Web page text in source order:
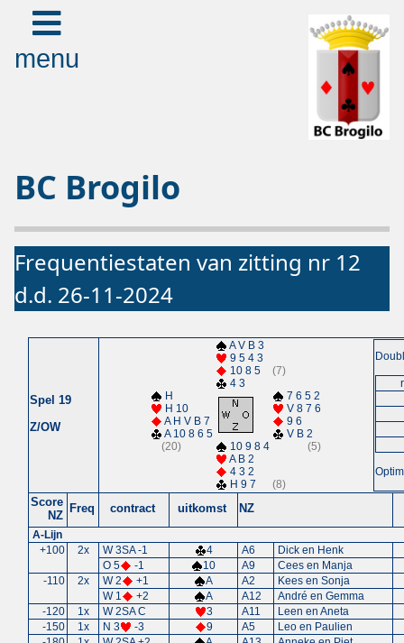
menu
BC Brogilo
Frequentiestaten van zitting nr 12
d.d. 26-11-2024
Spel 19
Z/OW
A V B 3
9 5 4 3
10 8 5
4 3
(7)
H
H 10
A H V B 7
A 10 8 6 5
7 6 5 2
V 8 7 6
9 6
V B 2
(20)
10 9 8 4
A B 2
4 3 2
H 9 7
(5)
(8)
Score
NZ
Freq contract uitkomst NZ
A-Lijn
+100
2x W 3SA -1 4 A6
Dick en Henk
O 5
-1 10 A9
Cees en Manja
-110
2x W 2 +1 A A2
Kees en Sonja
W 1
+2 A A12
André en Gemma
-120
1x W 2SA C 3 A11
Leen en Aneta
-150
1x N 3 -3 9 A5
Leo en Paulien